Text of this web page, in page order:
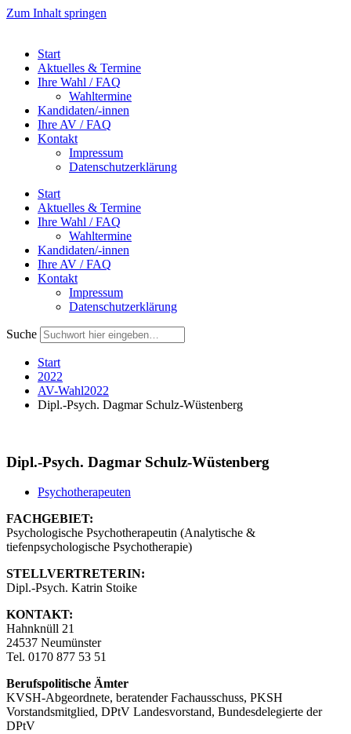
Zum Inhalt springen
Start
Aktuelles & Termine
Ihre Wahl / FAQ
Wahltermine
Kandidaten/-innen
Ihre AV / FAQ
Kontakt
Impressum
Datenschutzerklärung
Start
Aktuelles & Termine
Ihre Wahl / FAQ
Wahltermine
Kandidaten/-innen
Ihre AV / FAQ
Kontakt
Impressum
Datenschutzerklärung
Suche
Start
2022
AV-Wahl2022
Dipl.-Psych. Dagmar Schulz-Wüstenberg
Dipl.-Psych. Dagmar Schulz-Wüstenberg
Psychotherapeuten
FACHGEBIET:
Psychologische Psychotherapeutin (Analytische &
tiefenpsychologische Psychotherapie)
STELLVERTRETERIN:
Dipl.-Psych. Katrin Stoike
KONTAKT:
Hahnknüll 21
24537 Neumünster
Tel. 0170 877 53 51
Berufspolitische Ämter
KVSH-Abgeordnete, beratender Fachausschuss, PKSH
Vorstandsmitglied, DPtV Landesvorstand, Bundesdelegierte der
DPtV